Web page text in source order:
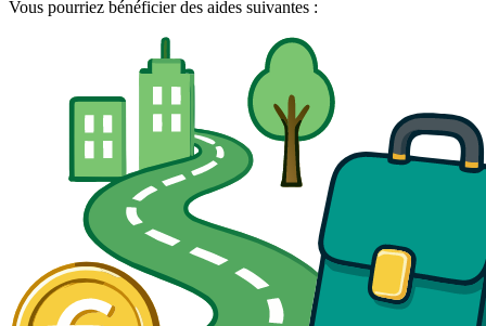
Vous pourriez bénéficier des aides suivantes :